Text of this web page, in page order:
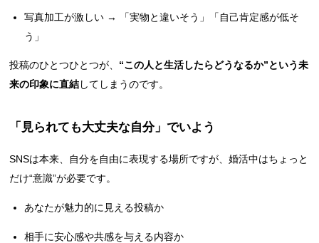
写真加工が激しい → 「実物と違いそう」「自己肯定感が低そ
う」
投稿のひとつひとつが、 “この人と生活したらどうなるか”という未
来の印象に直結 してしまうのです。
「見られても大丈夫な自分」でいよう
SNSは本来、自分を自由に表現する場所ですが、婚活中はちょっと
だけ“意識”が必要です。
あなたが魅力的に見える投稿か
相手に安心感や共感を与える内容か